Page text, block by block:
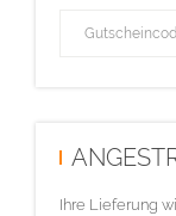
Ihre Lieferung